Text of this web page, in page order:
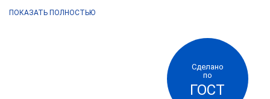
внешнего вида дает возможность применения
объединила в себе все. Радиаторы GLOBAL
позволяют легко и без существенных затрат
регулировать температурный режим. В короткий
ПОКАЗАТЬ ПОЛНОСТЬЮ
Сделано
по
ГОСТ